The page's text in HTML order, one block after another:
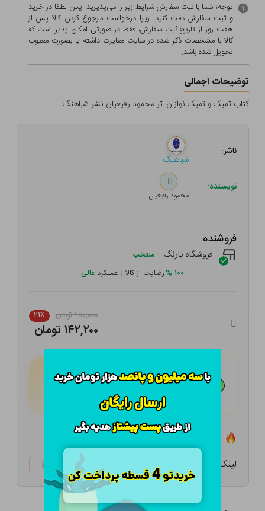
توجه؛ شما با ثبت سفارش شرایط زیر را می‌پذیرید. پس لطفا در خرید
و ثبت سفارش دقت کنید. زیرا درخواست مرجوع کردن کالا پس از
هفت روز از تاریخ ثبت سفارش، فقط در صورتی امکان پذیر است که
کالا با مشخصات ذکر شده در سایت مغایرت داشته یا بصورت معيوب
تحویل شده باشد.
توضیحات اجمالی
کتاب تمبک و تمبک نوازان اثر محمود رفیعیان نشر شباهنگ
ناشر:
شباهنگ
نویسنده:
محمود رفیعیان
فروشنده
فروشگاه بارنگ منتخب
۱۰۰ %رضایت از کالا | عملکرد عالی
۱۸۰,۰۰۰ تومان ۲۱٪
۱۴۲,۲۰۰ تومان
هـر قسط با تــرب‌پــی:۳۵,۵۵۰
تومان
لینک کوتاه: ketabtala.com/sbp-17167